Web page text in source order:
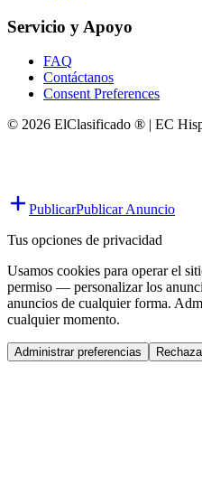
Servicio y Apoyo
FAQ
Contáctanos
Consent Preferences
© 2026 ElClasificado ® | EC
PublicarPublicar Anuncio
Tus opciones de privacidad
Usamos cookies para operar el
permiso — personalizar los
anuncios de cualquier forma.
cualquier momento.
Administrar preferencias